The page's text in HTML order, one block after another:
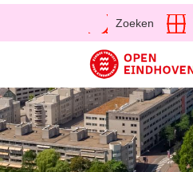
Direct naar de inhoud
Open
Zoeken